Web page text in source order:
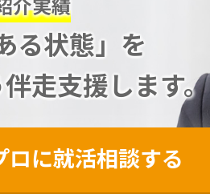
介実績
る状態」を
走支援します。
ロに就活相談する